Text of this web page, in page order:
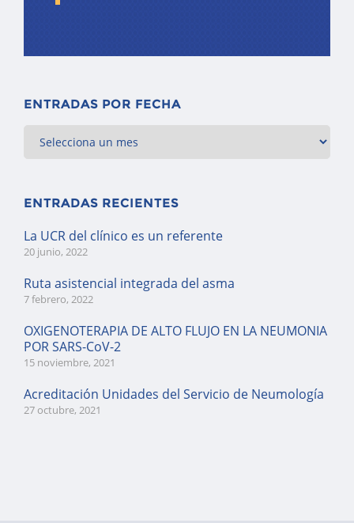
ENTRADAS POR FECHA
ENTRADAS RECIENTES
La UCR del clínico es un referente
20 junio, 2022
Ruta asistencial integrada del asma
7 febrero, 2022
OXIGENOTERAPIA DE ALTO FLUJO EN LA NEUMONIA
POR SARS-CoV-2
15 noviembre, 2021
Acreditación Unidades del Servicio de Neumología
27 octubre, 2021